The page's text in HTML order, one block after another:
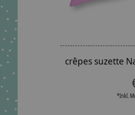
crêpes suzette
*Inkl.